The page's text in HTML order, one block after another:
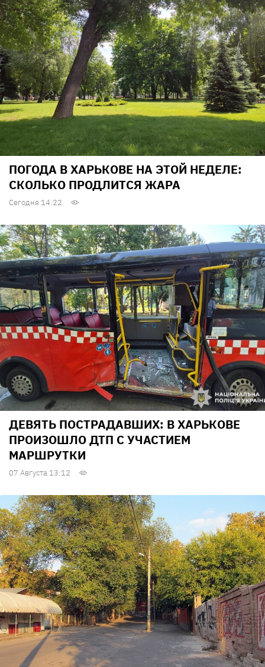
ПОГОДА В ХАРЬКОВЕ НА ЭТОЙ НЕДЕЛЕ:
СКОЛЬКО ПРОДЛИТСЯ ЖАРА
Сегодня 14:22
ДЕВЯТЬ ПОСТРАДАВШИХ: В ХАРЬКОВЕ
ПРОИЗОШЛО ДТП С УЧАСТИЕМ
МАРШРУТКИ
07 Августа 13:12